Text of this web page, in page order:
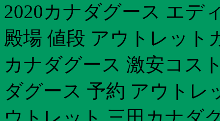
2020カナダグース エデ
殿場 値段 アウトレット
カナダグース 激安コス
ダグース 予約 アウトレ